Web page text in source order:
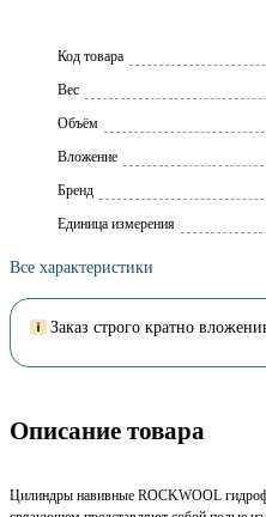
Код товара
Вес
Объём
Вложение
Брeнд
Единица измерения
Все характеристики
Заказ строго кратно
Описание товара
Цилиндры навивные ROCKWOOL